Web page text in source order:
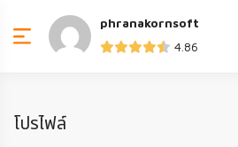
phranakornsoft
4.86
โปรไฟล์